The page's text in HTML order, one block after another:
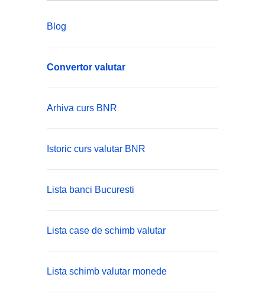
Blog
Convertor valutar
Arhiva curs BNR
Istoric curs valutar BNR
Lista banci Bucuresti
Lista case de schimb valutar
Lista schimb valutar monede